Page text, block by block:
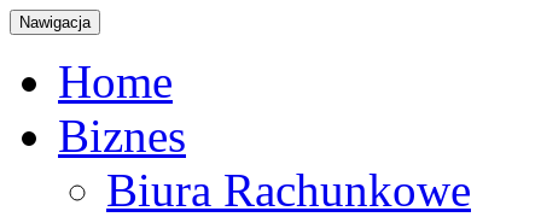
Nawigacja
Home
Biznes
Biura Rachunkowe